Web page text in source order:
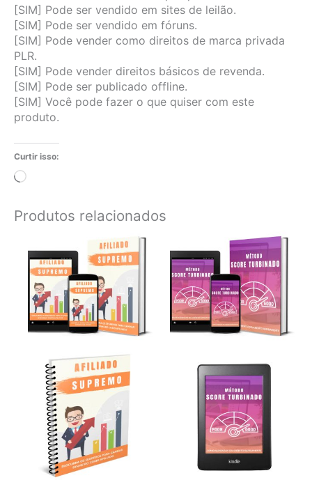
[SIM] Pode ser vendido em sites de leilão.
[SIM] Pode ser vendido em fóruns.
[SIM] Pode vender como direitos de marca privada
PLR.
[SIM] Pode vender direitos básicos de revenda.
[SIM] Pode ser publicado offline.
[SIM] Você pode fazer o que quiser com este
produto.
Curtir isso:
Carregando...
Produtos relacionados